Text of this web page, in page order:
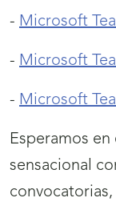
- Microsoft
- Microsoft
- Microsoft
Esperamos
sensacional